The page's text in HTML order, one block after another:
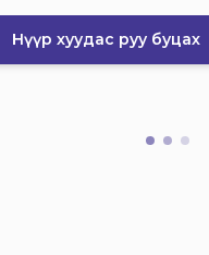
Нүүр хуудас руу буцах